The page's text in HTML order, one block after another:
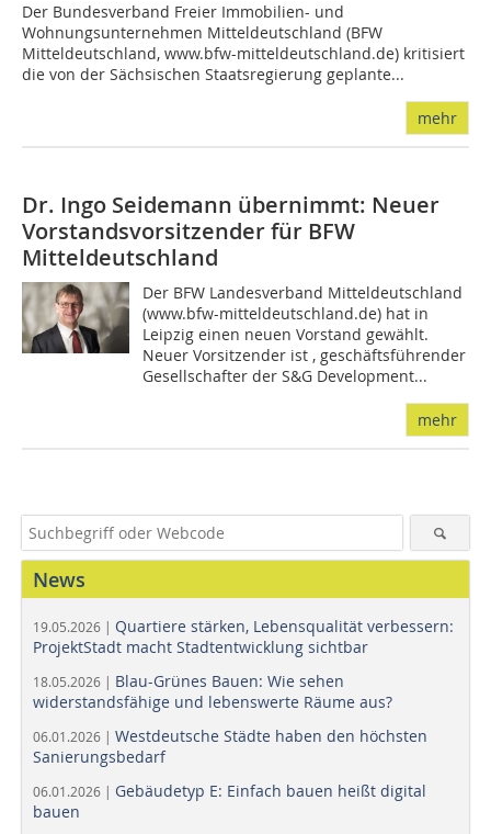
Der Bundesverband Freier Immobilien- und
Wohnungsunternehmen Mitteldeutschland (BFW
Mitteldeutschland, www.bfw-mitteldeutschland.de) kritisiert
die von der Sächsischen Staatsregierung geplante...
mehr
Dr. Ingo Seidemann übernimmt: Neuer
Vorstandsvorsitzender für BFW
Mitteldeutschland
Der BFW Landesverband Mitteldeutschland
(www.bfw-mitteldeutschland.de) hat in
Leipzig einen neuen Vorstand gewählt.
Neuer Vorsitzender ist , geschäftsführender
Gesellschafter der S&G Development...
mehr
News
19.05.2026 | Quartiere stärken, Lebensqualität verbessern:
ProjektStadt macht Stadtentwicklung sichtbar
18.05.2026 | Blau-Grünes Bauen: Wie sehen
widerstandsfähige und lebenswerte Räume aus?
06.01.2026 | Westdeutsche Städte haben den höchsten
Sanierungsbedarf
06.01.2026 | Gebäudetyp E: Einfach bauen heißt digital
bauen